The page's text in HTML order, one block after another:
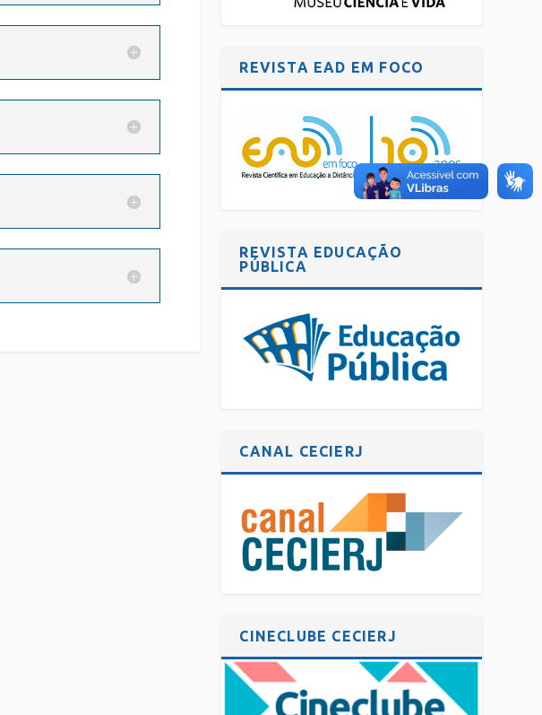
REVISTA EAD EM FOCO
REVISTA EDUCAÇÃO
PÚBLICA
CANAL CECIERJ
CINECLUBE CECIERJ